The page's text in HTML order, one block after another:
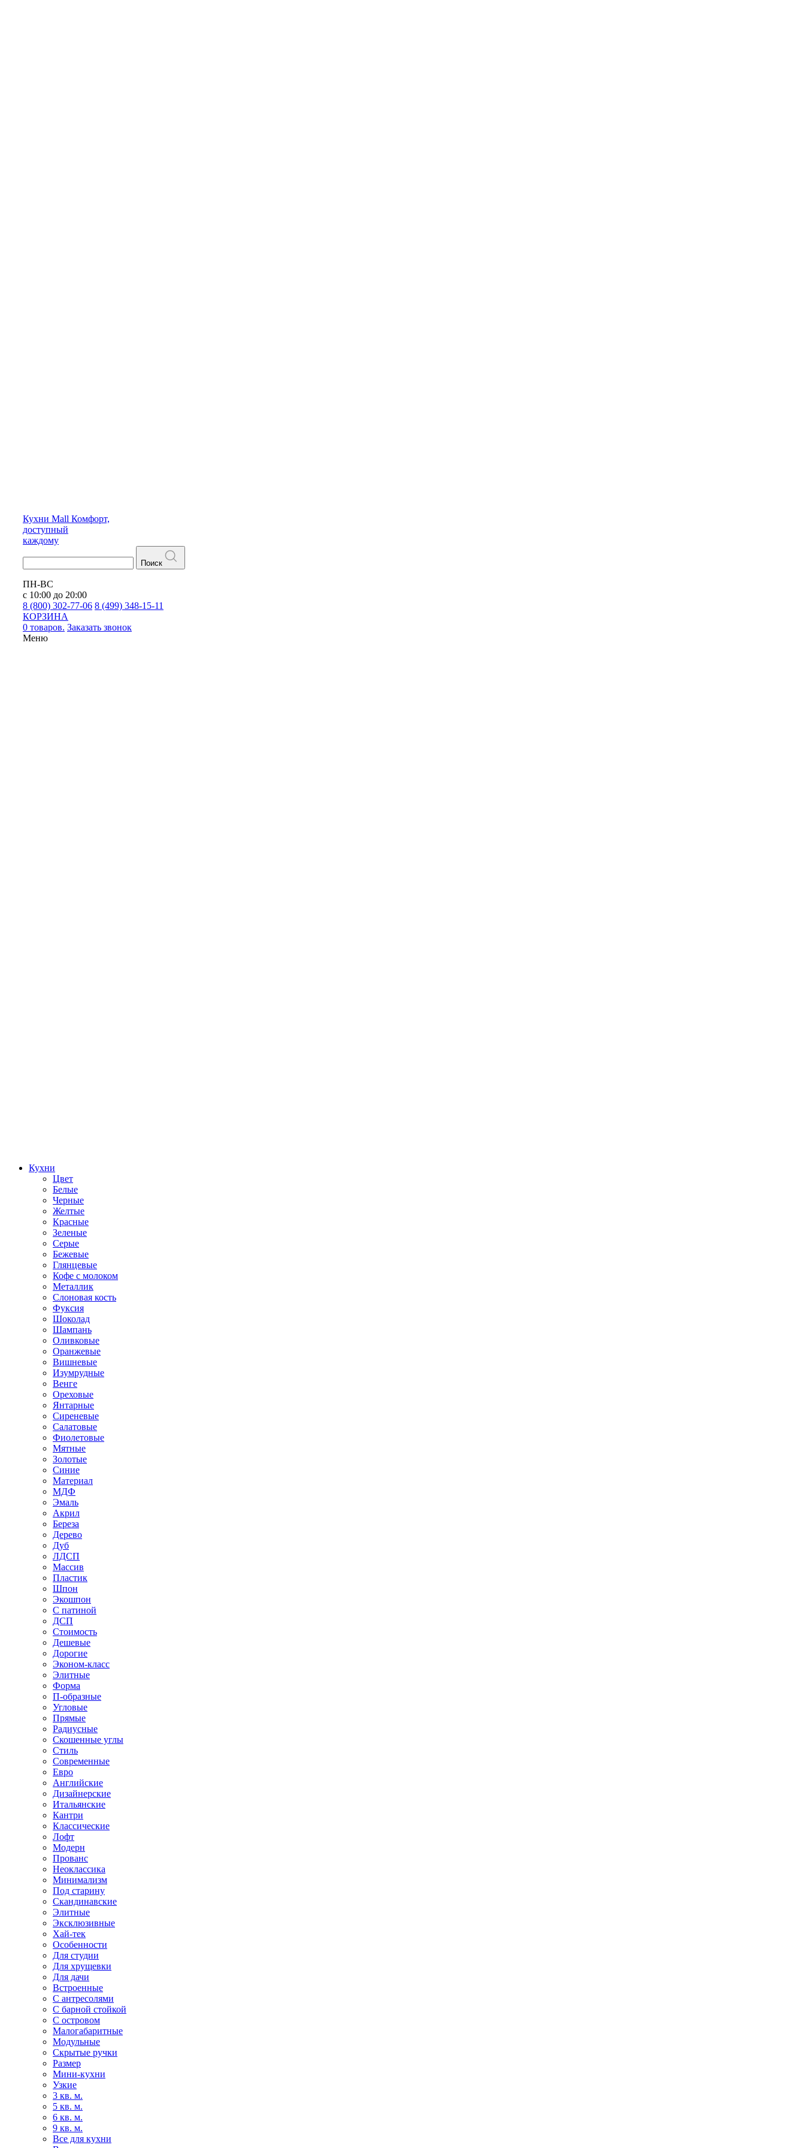
Кухни Mall Комфорт,
доступный
каждому
Поиск
ПН-ВС
с 10:00 до 20:00
8 (800) 302-77-06 8 (499) 348-15-11
КОРЗИНА
0 товаров. Заказать звонок
Меню
Кухни
Цвет
Белые
Черные
Желтые
Красные
Зеленые
Серые
Бежевые
Глянцевые
Кофе с молоком
Металлик
Слоновая кость
Фуксия
Шоколад
Шампань
Оливковые
Оранжевые
Вишневые
Изумрудные
Венге
Ореховые
Янтарные
Сиреневые
Салатовые
Фиолетовые
Мятные
Золотые
Синие
Материал
МДФ
Эмаль
Акрил
Береза
Дерево
Дуб
ЛДСП
Массив
Пластик
Шпон
Экошпон
С патиной
ДСП
Стоимость
Дешевые
Дорогие
Эконом-класс
Элитные
Форма
П-образные
Угловые
Прямые
Радиусные
Скошенные углы
Стиль
Современные
Евро
Английские
Дизайнерские
Итальянские
Кантри
Классические
Лофт
Модерн
Прованс
Неоклассика
Минимализм
Под старину
Скандинавские
Элитные
Эксклюзивные
Хай-тек
Особенности
Для студии
Для хрущевки
Для дачи
Встроенные
С антресолями
С барной стойкой
С островом
Малогабаритные
Модульные
Скрытые ручки
Размер
Мини-кухни
Узкие
3 кв. м.
5 кв. м.
6 кв. м.
9 кв. м.
Все для кухни